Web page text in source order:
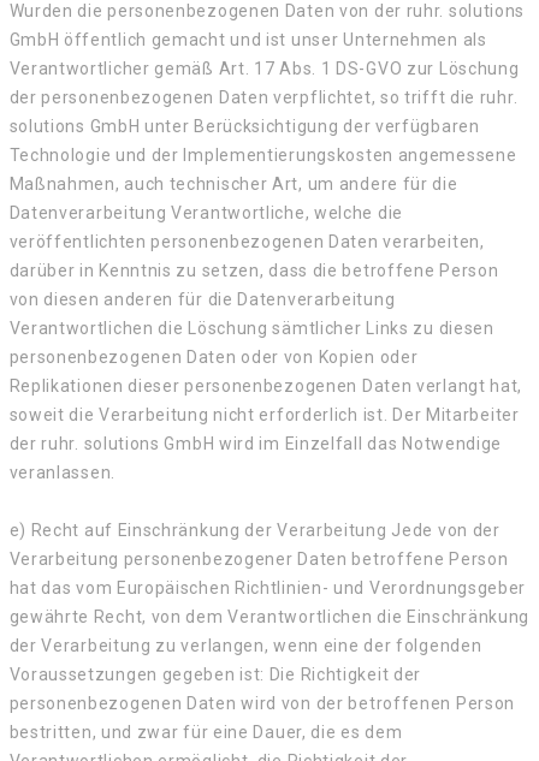
Wurden die personenbezogenen Daten von der ruhr. solutions
GmbH öffentlich gemacht und ist unser Unternehmen als
Verantwortlicher gemäß Art. 17 Abs. 1 DS-GVO zur Löschung
der personenbezogenen Daten verpflichtet, so trifft die ruhr.
solutions GmbH unter Berücksichtigung der verfügbaren
Technologie und der Implementierungskosten angemessene
Maßnahmen, auch technischer Art, um andere für die
Datenverarbeitung Verantwortliche, welche die
veröffentlichten personenbezogenen Daten verarbeiten,
darüber in Kenntnis zu setzen, dass die betroffene Person
von diesen anderen für die Datenverarbeitung
Verantwortlichen die Löschung sämtlicher Links zu diesen
personenbezogenen Daten oder von Kopien oder
Replikationen dieser personenbezogenen Daten verlangt hat,
soweit die Verarbeitung nicht erforderlich ist. Der Mitarbeiter
der ruhr. solutions GmbH wird im Einzelfall das Notwendige
veranlassen.
e) Recht auf Einschränkung der Verarbeitung Jede von der
Verarbeitung personenbezogener Daten betroffene Person
hat das vom Europäischen Richtlinien- und Verordnungsgeber
gewährte Recht, von dem Verantwortlichen die Einschränkung
der Verarbeitung zu verlangen, wenn eine der folgenden
Voraussetzungen gegeben ist: Die Richtigkeit der
personenbezogenen Daten wird von der betroffenen Person
bestritten, und zwar für eine Dauer, die es dem